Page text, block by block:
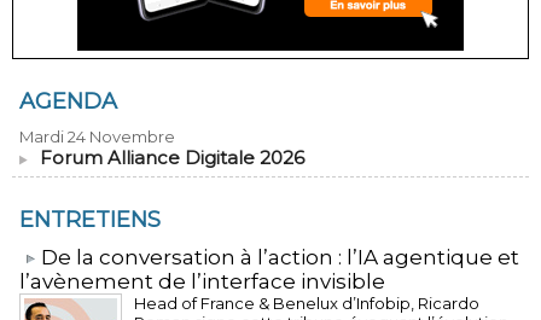
AGENDA
Mardi 24 Novembre
Forum Alliance Digitale 2026
ENTRETIENS
​De la conversation à l’action : l’IA agentique et
l’avènement de l’interface invisible
Head of France & Benelux d’Infobip, Ricardo